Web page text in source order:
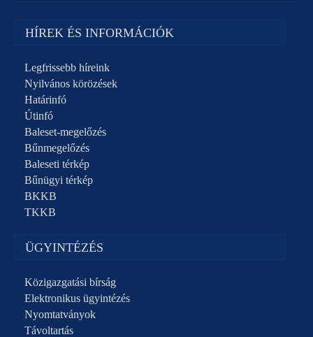
HÍREK ÉS INFORMÁCIÓK
Legfrissebb híreink
Nyilvános körözések
Határinfó
Útinfó
Baleset-megelőzés
Bűnmegelőzés
Baleseti térkép
Bűnügyi térkép
BKKB
TKKB
ÜGYINTÉZÉS
Közigazgatási bírság
Elektronikus ügyintézés
Nyomtatványok
Távoltartás